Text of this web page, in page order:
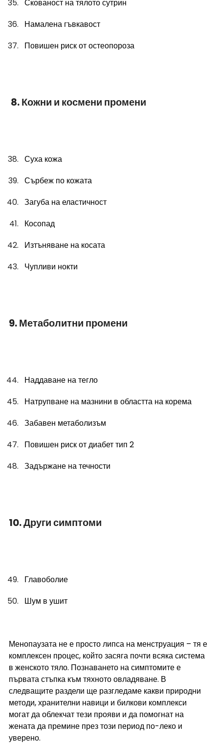
Скованост на тялото сутрин
Намалена гъвкавост
Повишен риск от остеопороза
8. Кожни и космени промени
Суха кожа
Сърбеж по кожата
Загуба на еластичност
Косопад
Изтъняване на косата
Чупливи нокти
9. Метаболитни промени
Наддаване на тегло
Натрупване на мазнини в областта на корема
Забавен метаболизъм
Повишен риск от диабет тип 2
Задържане на течности
10. Други симптоми
Главоболие
Шум в ушит
Менопаузата не е просто липса на менструация – тя е
комплексен процес, който засяга почти всяка система
в женското тяло. Познаването на симптомите е
първата стъпка към тяхното овладяване. В
следващите раздели ще разгледаме какви природни
методи, хранителни навици и билкови комплекси
могат да облекчат тези прояви и да помогнат на
жената да премине през този период по-леко и
уверено.